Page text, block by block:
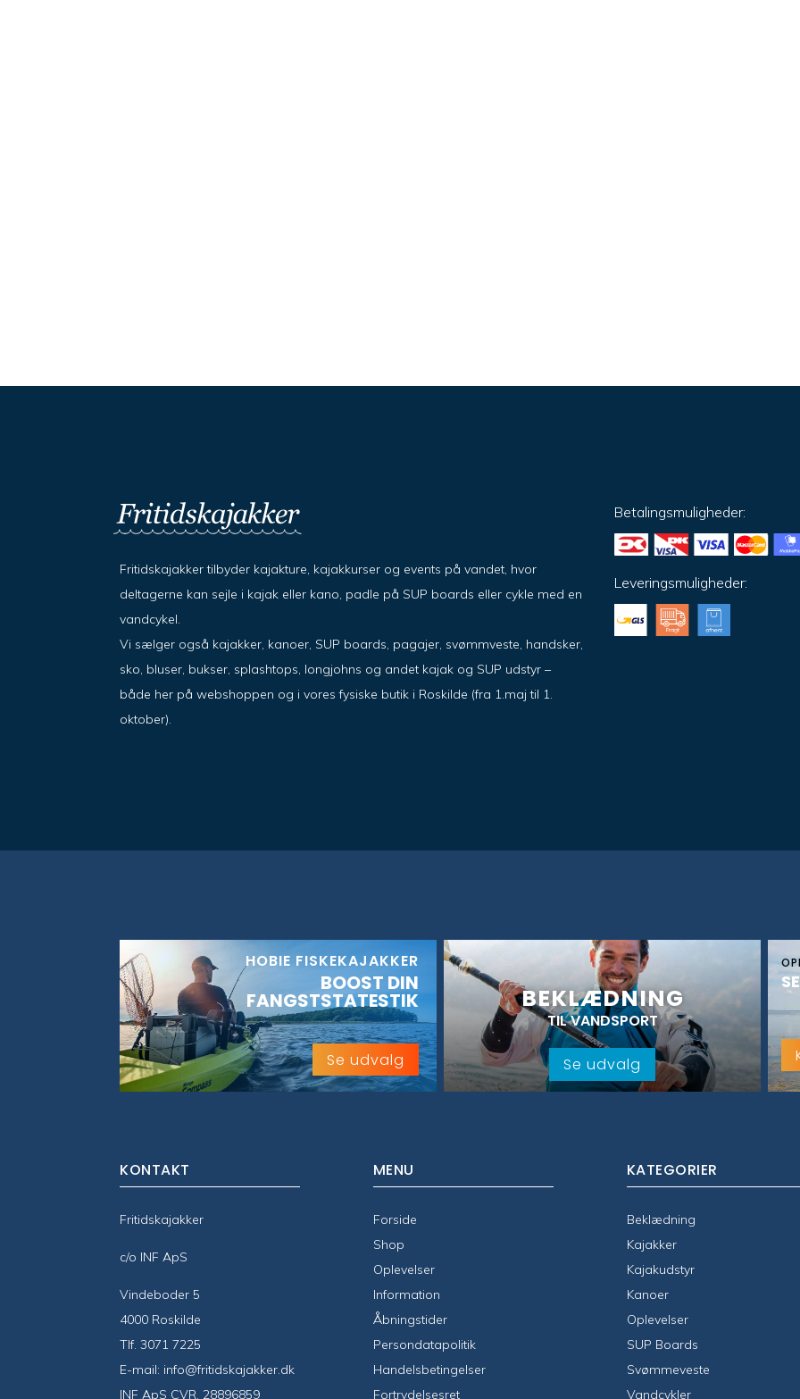
Fritidskajakker tilbyder kajakture, kajakkurser og events på vandet, hvor
deltagerne kan sejle i kajak eller kano, padle på SUP boards eller cykle med en
vandcykel.
Vi sælger også kajakker, kanoer, SUP boards, pagajer, svømmveste, handsker,
sko, bluser, bukser, splashtops, longjohns og andet kajak og SUP udstyr –
både her på webshoppen og i vores fysiske butik i Roskilde (fra 1.maj til 1.
oktober).
Betalingsmuligheder:
Leveringsmuligheder:
HOBIE FISKEKAJAKKER
BOOST DIN
FANGSTSTATESTIK
Se udvalg
BEKLÆDNING
TIL VANDSPORT
Se udvalg
KONTAKT
Fritidskajakker
c/o INF ApS
Vindeboder 5
4000 Roskilde
Tlf.3071 7225
E-mail: info@fritidskajakker.dk
INF ApS CVR. 28896859
MENU
Forside
Shop
Oplevelser
Information
Åbningstider
Persondatapolitik
Handelsbetingelser
Fortrydelsesret
KATEGORIER
Beklædning
Kajakker
Kajakudstyr
Kanoer
Oplevelser
SUP Boards
Svømmeveste
Vandcykler